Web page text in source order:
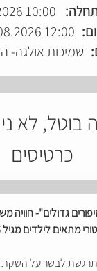
10:00 17.08.2026
12:00 17.08.2026
שמיכות אולגה-
בוטל, לא
כרטיסים
גדולים"- חוויה
מתאים לילדים מגיל 6 ומעלה
לבשר על השקת